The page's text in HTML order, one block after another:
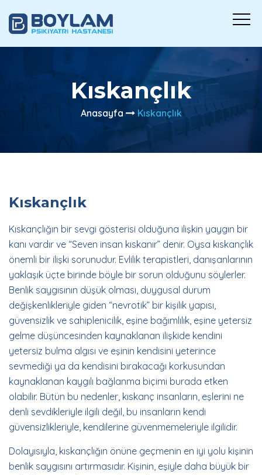
Kıskançlık
Anasayfa Kıskançlık
Kıskançlık
Kıskançlığın bir sevgi gösterisi olduğuna ilişkin yaygın bir
kanı vardır ve “Seven insan kıskanır” denir. Oysa kıskançlık
önemli bir ilişki sorunudur. Evlilik terapistleri, danışanlarının
yaklaşık üçte birinde böyle bir sorun olduğunu söylerler.
Benlik saygısının düşük olması, duygusal durum
değişkenlikleriyle giden “nevrotik” bir kişilik yapısı,
güvensizlik ve sahiplenicilik, eşine bağımlılık, eşine yetersiz
gelme düşüncesinden kaynaklanan ilişkide kendini
yetersiz bulma algısı ve eşinin kendisini yeterince
sevmediği ya da kendisini bırakacağı korkusundan
kaynaklanan kaygılı bağlanma biçimi burada etken
olabilir. Bütün bu nedenler, kıskanç insanların, eşlerini ne
denli sevdikleriyle ilgili değil, bu insanların kendi
güvensizlikleriyle, kendilerine güvenmemeleriyle ilgilidir.
Dolayısıyla, kıskançlığın önüne geçmenin en iyi yolu kişinin
benlik saygısını artırmasıdır. Kişinin, eşiyle daha büyük bir